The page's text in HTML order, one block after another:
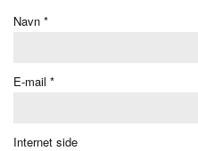
Navn *
E-mail *
Internet side